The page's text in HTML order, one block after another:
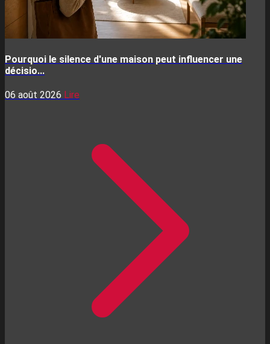
Pourquoi le silence d'une maison peut influencer une
décisio...
06 août 2026 Lire